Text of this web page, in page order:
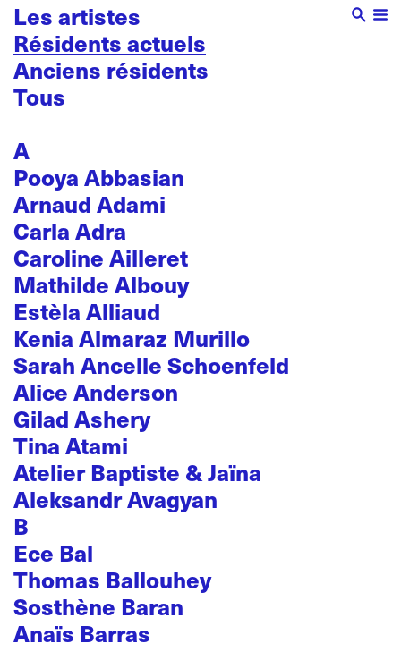
Les artistes
Résidents actuels
Anciens résidents
Tous
A
Pooya Abbasian
Arnaud Adami
Carla Adra
Caroline Ailleret
Mathilde Albouy
Estèla Alliaud
Kenia Almaraz Murillo
Sarah Ancelle Schoenfeld
Alice Anderson
Gilad Ashery
Tina Atami
Atelier Baptiste & Jaïna
Aleksandr Avagyan
B
Ece Bal
Thomas Ballouhey
Sosthène Baran
Anaïs Barras